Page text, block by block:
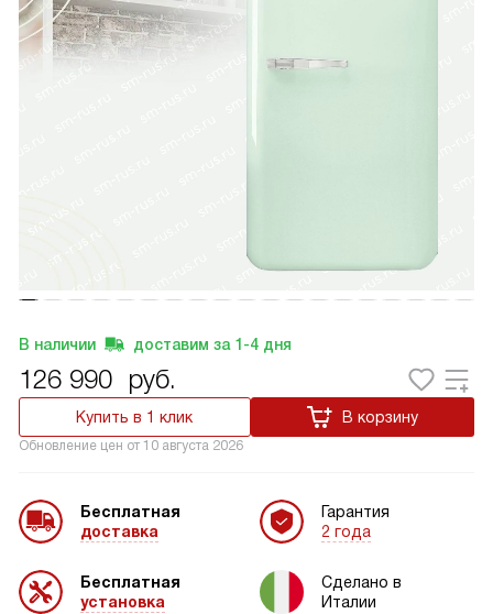
В наличии доставим за 1-4 дня
126 990 руб.
Купить в 1 клик В корзину
Обновление цен от 10 августа 2026
Бесплатная
доставка
Бесплатная
установка
Гарантия
2 года
Сделано в
Италии